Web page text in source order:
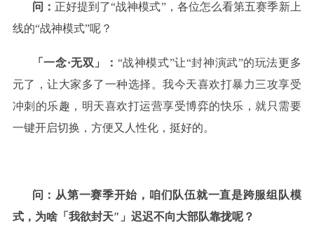
问： 正好提到了“战神模式”，各位怎么看第五赛季新上
线的“战神模式”呢？
「一念·无双」： “战神模式”让“封神演武”的玩法更多
元了，让大家多了一种选择。我今天喜欢打暴力三攻享受
冲刺的乐趣，明天喜欢打运营享受博弈的快乐，就只需要
一键开启切换，方便又人性化，挺好的。
问：从第一赛季开始，咱们队伍就一直是跨服组队模
式，为啥「我欲封天″」迟迟不向大部队靠拢呢？